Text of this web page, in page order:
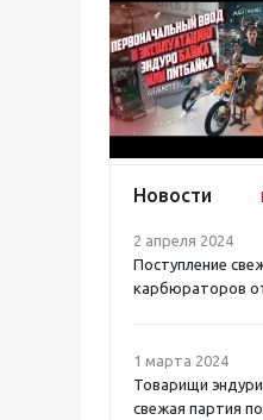
Новости
2 апреля 2024
Поступление
карбюраторов
1 марта 2024
Товарищи
свежая партия